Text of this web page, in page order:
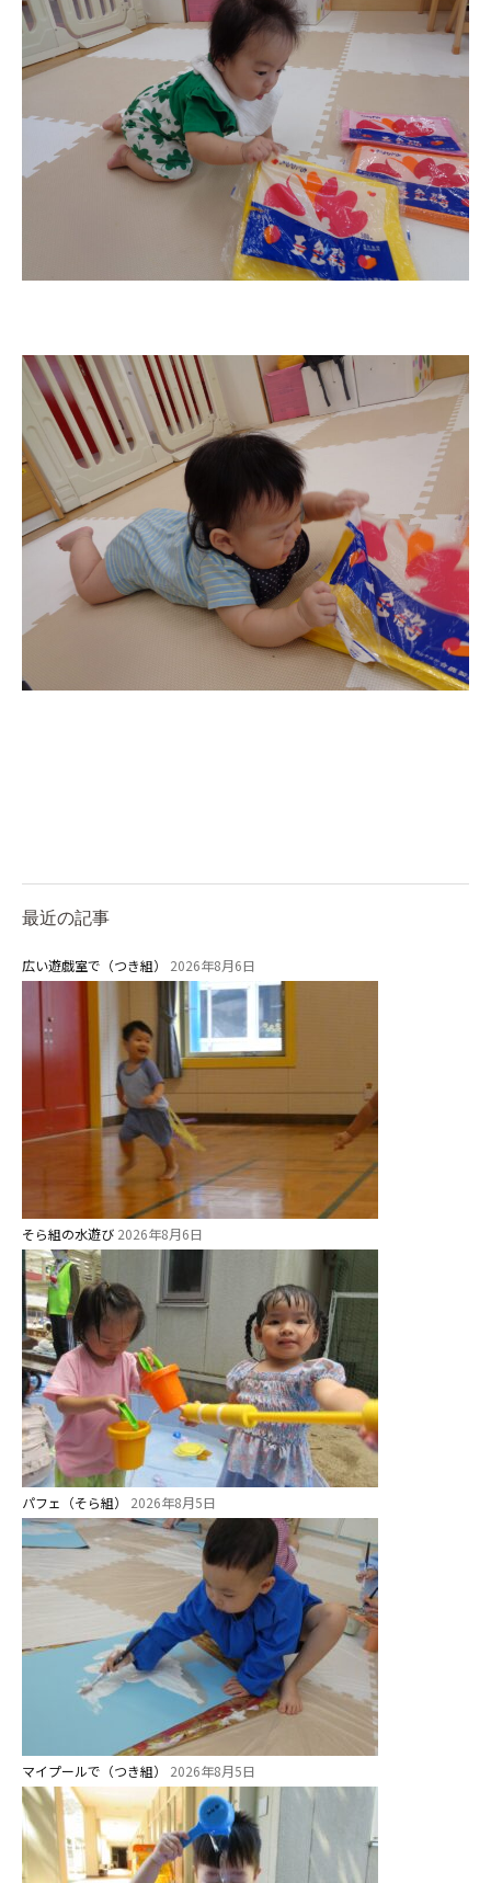
最近の記事
広い遊戯室で（つき組） 2026年8月6日
そら組の水遊び 2026年8月6日
パフェ（そら組） 2026年8月5日
マイプールで（つき組） 2026年8月5日
お知らせ
今日の幼稚園
園児募集要項
教職員募集
園のこと
園舎案内
安⼼・安全対策
給⾷
課外教室
理事長のことば
教育と保育
美⽊多幼稚園の理想
園の1⽇